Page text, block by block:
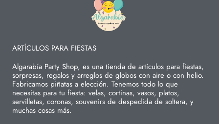
ARTÍCULOS PARA FIESTAS
Algarabía Party Shop, es una tienda de artículos para fiestas,
sorpresas, regalos y arreglos de globos con aire o con helio.
Fabricamos piñatas a elección. Tenemos todo lo que
necesitas para tu fiesta: velas, cortinas, vasos, platos,
servilletas, coronas, souvenirs de despedida de soltera, y
muchas cosas más.